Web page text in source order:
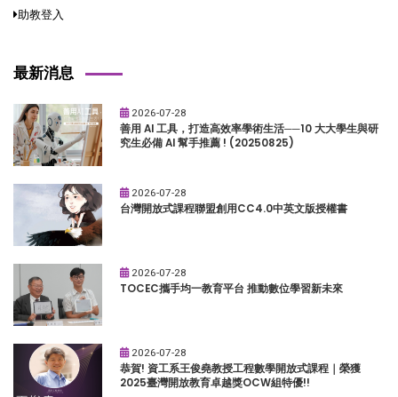
助教登入
最新消息
2026-07-28
善用 AI 工具，打造高效率學術生活──10 大大學生與研
究生必備 AI 幫手推薦 ! (20250825)
2026-07-28
台灣開放式課程聯盟創用CC4.0中英文版授權書
2026-07-28
TOCEC攜手均一教育平台 推動數位學習新未來
2026-07-28
恭賀! 資工系王俊堯教授工程數學開放式課程｜榮獲
2025臺灣開放教育卓越獎OCW組特優!!